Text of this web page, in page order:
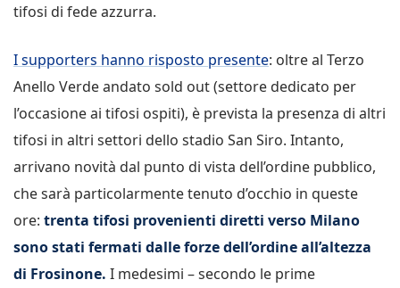
tifosi di fede azzurra.
I supporters hanno risposto presente: oltre al Terzo
Anello Verde andato sold out (settore dedicato per
l’occasione ai tifosi ospiti), è prevista la presenza di altri
tifosi in altri settori dello stadio San Siro. Intanto,
arrivano novità dal punto di vista dell’ordine pubblico,
che sarà particolarmente tenuto d’occhio in queste
ore: trenta tifosi provenienti diretti verso Milano
sono stati fermati dalle forze dell’ordine all’altezza
di Frosinone. I medesimi – secondo le prime